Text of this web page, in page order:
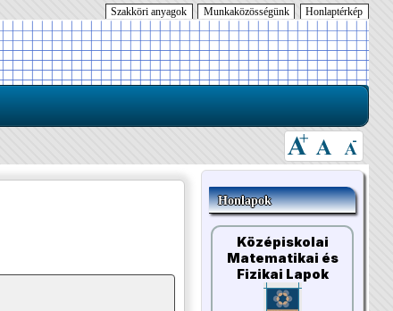
Honlaptérkép
Munkaközösségünk
Szakköri anyagok
Honlapok
Középiskolai
Matematikai és
Fizikai Lapok